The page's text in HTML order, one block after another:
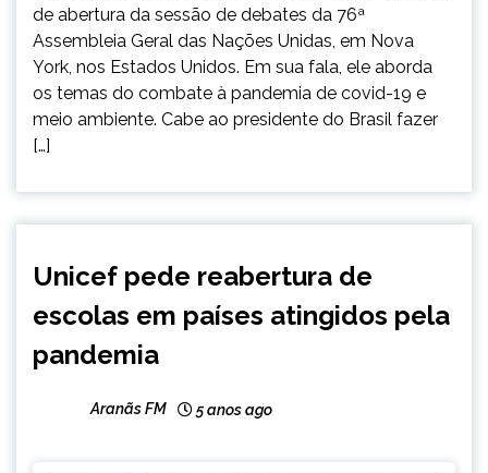
de abertura da sessão de debates da 76ª
Assembleia Geral das Nações Unidas, em Nova
York, nos Estados Unidos. Em sua fala, ele aborda
os temas do combate à pandemia de covid-19 e
meio ambiente. Cabe ao presidente do Brasil fazer
[…]
NOTÍCIAS
Unicef pede reabertura de
escolas em países atingidos pela
pandemia
Aranãs FM 5 anos ago